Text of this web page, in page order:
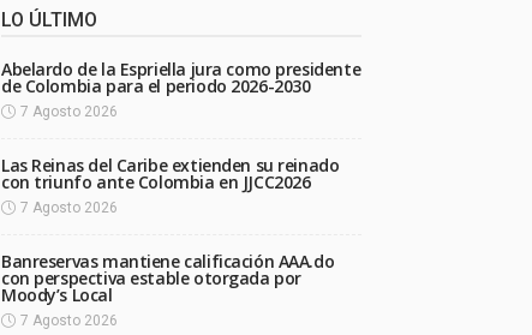
LO ÚLTIMO
Abelardo de la Espriella jura como presidente
de Colombia para el periodo 2026-2030
7 Agosto 2026
Las Reinas del Caribe extienden su reinado
con triunfo ante Colombia en JJCC2026
7 Agosto 2026
Banreservas mantiene calificación AAA.do
con perspectiva estable otorgada por
Moody’s Local
7 Agosto 2026